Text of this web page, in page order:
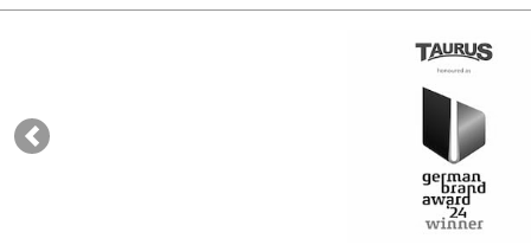
Previous